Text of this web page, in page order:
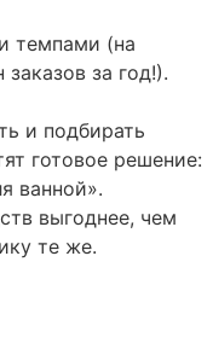
темпами (на
за год!).
и подбирать
готовое решение:
ванной».
выгоднее, чем
те же.